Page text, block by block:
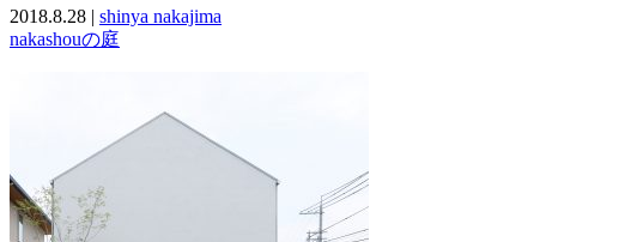
2018.8.28 | shinya nakajima
nakashouの庭